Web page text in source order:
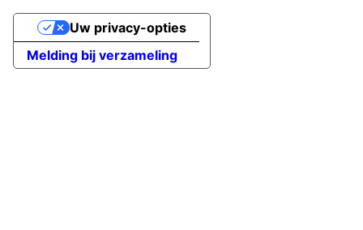
Melding bij verzameling
Uw privacy-opties